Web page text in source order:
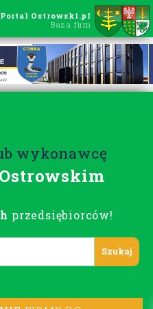
Portal Ostrowski.pl
Baza firm
wykonawcę
przedsiębiorców!